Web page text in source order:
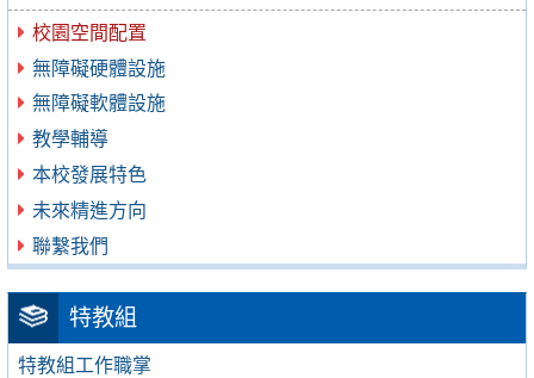
校園空間配置
無障礙硬體設施
無障礙軟體設施
教學輔導
本校發展特色
未來精進方向
聯繫我們
特教組
特教組工作職掌